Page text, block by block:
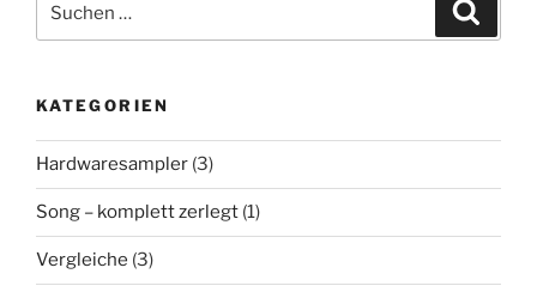
10
nach:
KATEGORIEN
Hardwaresampler (3)
Song – komplett zerlegt (1)
Vergleiche (3)